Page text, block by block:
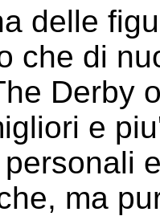
delle
che di
Derby
e
ma